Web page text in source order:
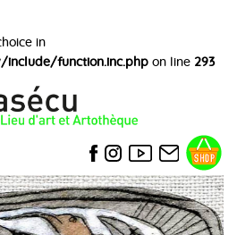
in
function.inc.php on line 293